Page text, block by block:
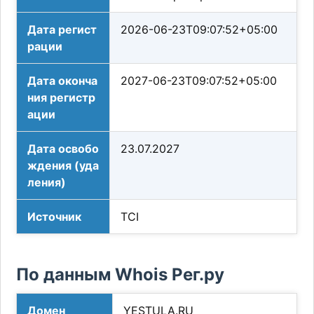
Дата регист
рации
2026-06-23T09:07:52+05:00
Дата оконча
ния регистр
ации
2027-06-23T09:07:52+05:00
Дата освобо
ждения (уда
ления)
23.07.2027
Источник TCI
По данным Whois Рег.ру
Домен YESTULA.RU